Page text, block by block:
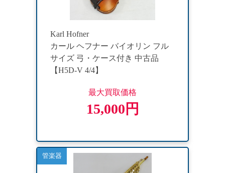
Karl Hofner
カール ヘフナー バイオリン フル
サイズ 弓・ケース付き 中古品
【H5D-V 4/4】
最大買取価格
15,000円
管楽器